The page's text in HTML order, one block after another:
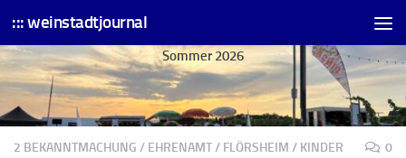
Skip to content
::: weinstadtjournal
Sommer 2026
2 BEKANNTMACHUNG / EHRENAMT/ FLÖRSHEIM / KINDER 0